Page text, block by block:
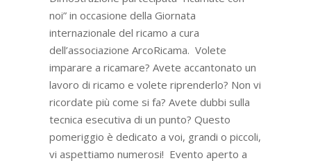
noi” in occasione della Giornata
internazionale del ricamo a cura
dell’associazione ArcoRicama. Volete
imparare a ricamare? Avete accantonato un
lavoro di ricamo e volete riprenderlo? Non vi
ricordate più come si fa? Avete dubbi sulla
tecnica esecutiva di un punto? Questo
pomeriggio è dedicato a voi, grandi o piccoli,
vi aspettiamo numerosi! Evento aperto a